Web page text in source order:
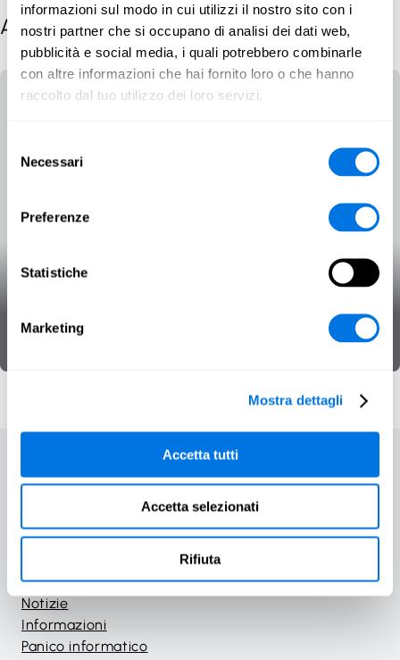
informazioni sul modo in cui utilizzi il nostro sito con i
nostri partner che si occupano di analisi dei dati web,
pubblicità e social media, i quali potrebbero combinarle
con altre informazioni che hai fornito loro o che hanno
raccolto dal tuo utilizzo dei loro servizi.
delNecessari
Preferenze
Statistiche
Marketing
Mostra dettagli
Accetta tutti
Accetta selezionati
Rifiuta
All posts
Verificatore del furto d’identità
Protezione dei dati
Corsi
Materiali
Notizie
Informazioni
Panico informatico